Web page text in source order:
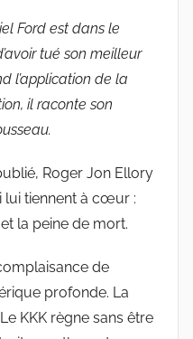
Ford est dans le
tué son meilleur
l’application de la
il raconte son
Roger Jon Ellory
lui tiennent à cœur :
la peine de mort.
de
profonde. La
KKK règne sans être